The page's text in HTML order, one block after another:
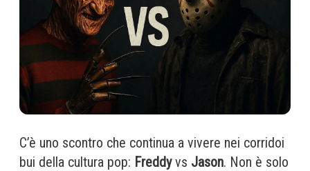
C’è uno scontro che continua a vivere nei corridoi
bui della cultura pop: Freddyvs Jason. Non è solo